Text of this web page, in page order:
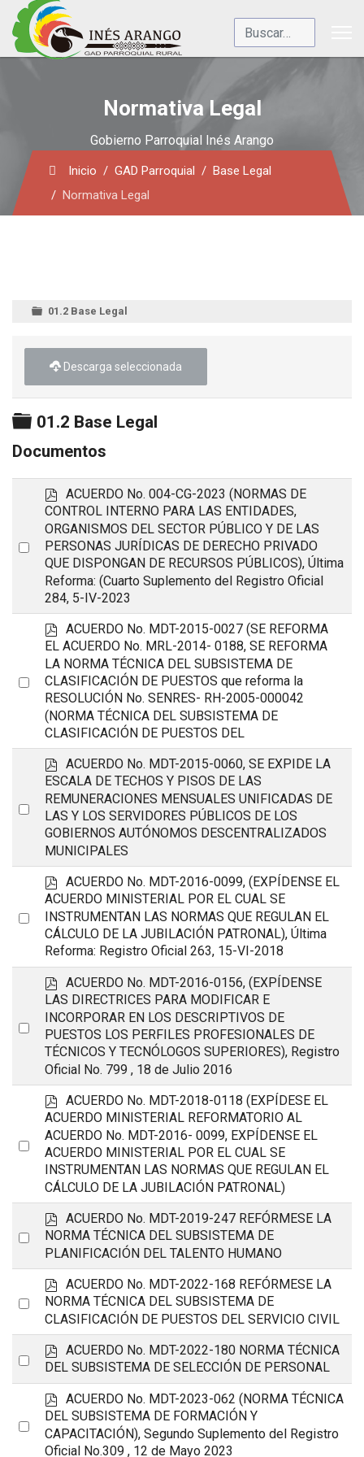
Buscar
Normativa Legal
Gobierno Parroquial Inés Arango
Inicio GAD Parroquial
Base Legal
Normativa Legal
01.2 Base Legal
Descarga seleccionada
Carpeta
01.2 Base Legal
Documentos
Select
p
d
f
ACUERDO No. 004-CG-2023 (NORMAS DE
CONTROL INTERNO PARA LAS ENTIDADES,
ORGANISMOS DEL SECTOR PÚBLICO Y DE LAS
PERSONAS JURÍDICAS DE DERECHO PRIVADO
QUE DISPONGAN DE RECURSOS PÚBLICOS), Última
Reforma: (Cuarto Suplemento del Registro Oficial
284, 5-IV-2023
Select
p
d
f
ACUERDO No. MDT-2015-0027 (SE REFORMA
EL ACUERDO No. MRL-2014- 0188, SE REFORMA
LA NORMA TÉCNICA DEL SUBSISTEMA DE
CLASIFICACIÓN DE PUESTOS que reforma la
RESOLUCIÓN No. SENRES- RH-2005-000042
(NORMA TÉCNICA DEL SUBSISTEMA DE
CLASIFICACIÓN DE PUESTOS DEL
Select
p
d
f
ACUERDO No. MDT-2015-0060, SE EXPIDE LA
ESCALA DE TECHOS Y PISOS DE LAS
REMUNERACIONES MENSUALES UNIFICADAS DE
LAS Y LOS SERVIDORES PÚBLICOS DE LOS
GOBIERNOS AUTÓNOMOS DESCENTRALIZADOS
MUNICIPALES
Select
p
d
f
ACUERDO No. MDT-2016-0099, (EXPÍDENSE EL
ACUERDO MINISTERIAL POR EL CUAL SE
INSTRUMENTAN LAS NORMAS QUE REGULAN EL
CÁLCULO DE LA JUBILACIÓN PATRONAL), Última
Reforma: Registro Oficial 263, 15-VI-2018
Select
p
d
f
ACUERDO No. MDT-2016-0156, (EXPÍDENSE
LAS DIRECTRICES PARA MODIFICAR E
INCORPORAR EN LOS DESCRIPTIVOS DE
PUESTOS LOS PERFILES PROFESIONALES DE
TÉCNICOS Y TECNÓLOGOS SUPERIORES), Registro
Oficial No. 799 , 18 de Julio 2016
Select
p
d
f
ACUERDO No. MDT-2018-0118 (EXPÍDESE EL
ACUERDO MINISTERIAL REFORMATORIO AL
ACUERDO No. MDT-2016- 0099, EXPÍDENSE EL
ACUERDO MINISTERIAL POR EL CUAL SE
INSTRUMENTAN LAS NORMAS QUE REGULAN EL
CÁLCULO DE LA JUBILACIÓN PATRONAL)
Select
p
d
f
ACUERDO No. MDT-2019-247 REFÓRMESE LA
NORMA TÉCNICA DEL SUBSISTEMA DE
PLANIFICACIÓN DEL TALENTO HUMANO
Select
p
d
f
ACUERDO No. MDT-2022-168 REFÓRMESE LA
NORMA TÉCNICA DEL SUBSISTEMA DE
CLASIFICACIÓN DE PUESTOS DEL SERVICIO CIVIL
Select
an
p
d
f
ACUERDO No. MDT-2022-180 NORMA TÉCNICA
DEL SUBSISTEMA DE SELECCIÓN DE PERSONAL
Select
p
d
f
ACUERDO No. MDT-2023-062 (NORMA TÉCNICA
DEL SUBSISTEMA DE FORMACIÓN Y
CAPACITACIÓN), Segundo Suplemento del Registro
Oficial No.309 , 12 de Mayo 2023